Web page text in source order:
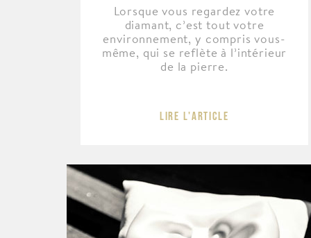
Lorsque vous regardez votre
diamant, c’est tout votre
environnement, y compris vous-
même, qui se reflète à l’intérieur
de la pierre.
Lire l'article